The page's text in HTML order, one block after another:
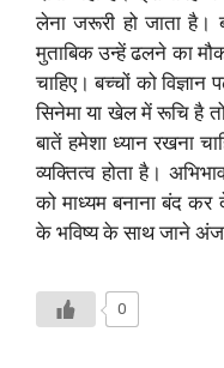
लेना जरूरी हो जाता
मुताबिक उन्हें ढलने का
चाहिए। बच्चों को विज्ञान
सिनेमा या खेल में रूचि है
बातें हमेशा ध्यान रखना
व्यक्तित्व होता है।
को माध्यम बनाना बंद कर
के भविष्य के साथ जाने
0